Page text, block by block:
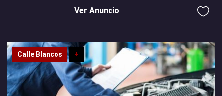
Ver Anuncio
Calle Blancos +